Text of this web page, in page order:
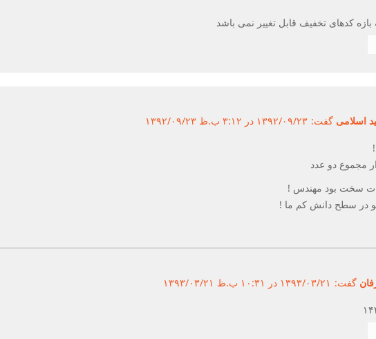
بازه کدهای تخفیف قابل تغییر نمی باشد
اسلامی گفت: ۱۳۹۲/۰۹/۲۳ در ۳:۱۲ ب.ظ ۱۳۹۲/۰۹/۲۳
مجموع دو عدد
ات سخت بود مهندس !
در سطح دانش کم ما !
گفت: ۱۳۹۳/۰۳/۲۱ در ۱۰:۳۱ ب.ظ ۱۳۹۳/۰۳/۲۱